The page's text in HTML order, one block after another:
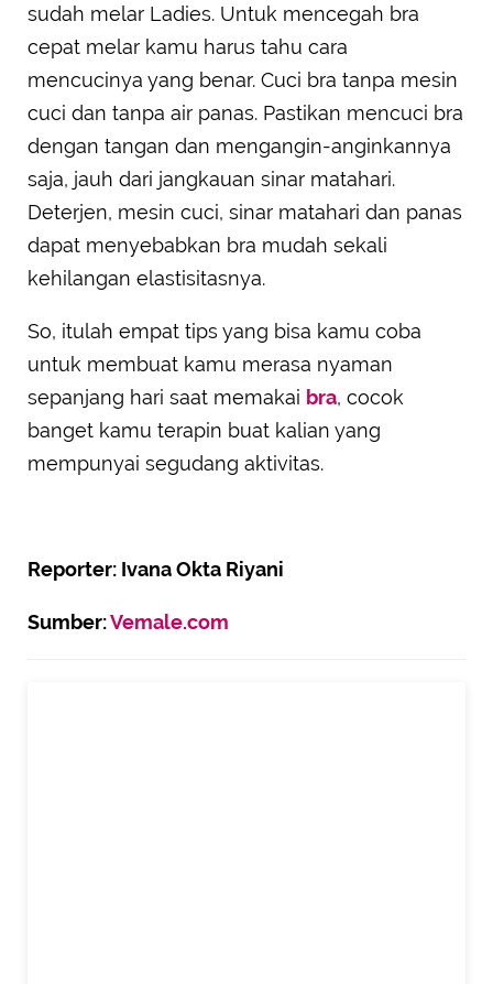
sudah melar Ladies. Untuk mencegah bra
cepat melar kamu harus tahu cara
mencucinya yang benar. Cuci bra tanpa mesin
cuci dan tanpa air panas. Pastikan mencuci bra
dengan tangan dan mengangin-anginkannya
saja, jauh dari jangkauan sinar matahari.
Deterjen, mesin cuci, sinar matahari dan panas
dapat menyebabkan bra mudah sekali
kehilangan elastisitasnya.
So, itulah empat tips yang bisa kamu coba
untuk membuat kamu merasa nyaman
sepanjang hari saat memakai bra, cocok
banget kamu terapin buat kalian yang
mempunyai segudang aktivitas.
Reporter: Ivana Okta Riyani
Sumber:Vemale.com